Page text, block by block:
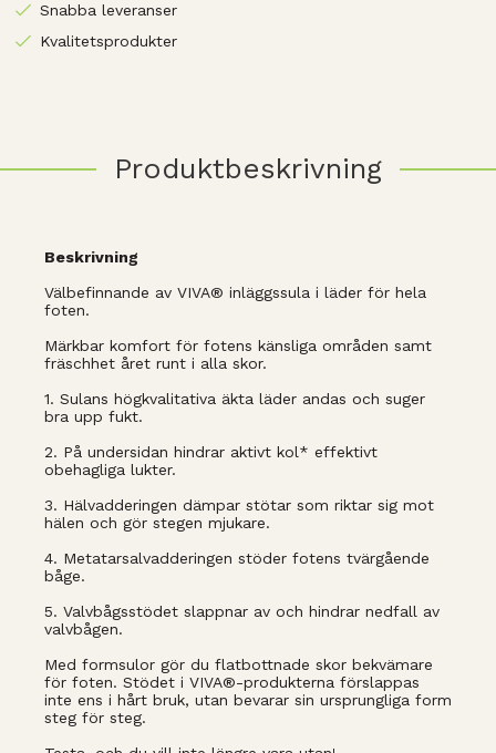
Snabba leveranser
Kvalitetsprodukter
Produktbeskrivning
Beskrivning
Välbefinnande av VIVA® inläggssula i läder för hela
foten.
Märkbar komfort för fotens känsliga områden samt
fräschhet året runt i alla skor.
1. Sulans högkvalitativa äkta läder andas och suger
bra upp fukt.
2. På undersidan hindrar aktivt kol* effektivt
obehagliga lukter.
3. Hälvadderingen dämpar stötar som riktar sig mot
hälen och gör stegen mjukare.
4. Metatarsalvadderingen stöder fotens tvärgående
båge.
5. Valvbågsstödet slappnar av och hindrar nedfall av
valvbågen.
Med formsulor gör du flatbottnade skor bekvämare
för foten. Stödet i VIVA®-produkterna förslappas
inte ens i hårt bruk, utan bevarar sin ursprungliga form
steg för steg.